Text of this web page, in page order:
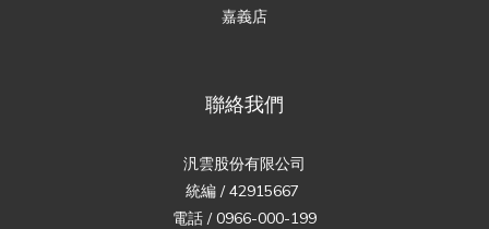
嘉義店
聯絡我們
汎雲股份有限公司
統編 / 42915667
電話 / 0966-000-199